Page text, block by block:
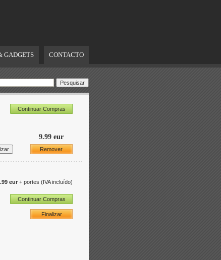
GADGETS CONTACTO
Continuar Compras
9.99 eur
Remover
eur + portes (IVA incluído)
Continuar Compras
Finalizar